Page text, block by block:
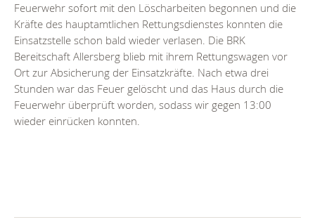
Feuerwehr sofort mit den Löscharbeiten begonnen und die
Kräfte des hauptamtlichen Rettungsdienstes konnten die
Einsatzstelle schon bald wieder verlasen. Die BRK
Bereitschaft Allersberg blieb mit ihrem Rettungswagen vor
Ort zur Absicherung der Einsatzkräfte. Nach etwa drei
Stunden war das Feuer gelöscht und das Haus durch die
Feuerwehr überprüft worden, sodass wir gegen 13:00
wieder einrücken konnten.